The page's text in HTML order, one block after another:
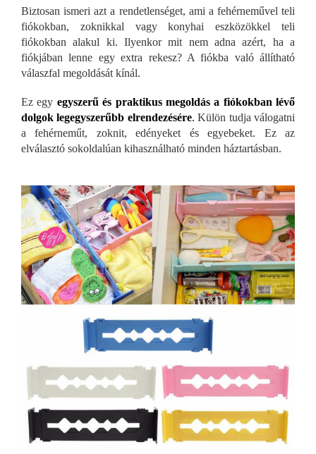
Biztosan ismeri azt a rendetlenséget, ami a fehérneművel teli
fiókokban, zoknikkal vagy konyhai eszközökkel teli
fiókokban alakul ki. Ilyenkor mit nem adna azért, ha a
fiókjában lenne egy extra rekesz? A fiókba való állítható
válaszfal megoldását kínál.
Ez egy egyszerű és praktikus megoldás a fiókokban lévő
dolgok legegyszerűbb elrendezésére. Külön tudja válogatni
a fehérneműt, zoknit, edényeket és egyebeket. Ez az
elválasztó sokoldalúan kihasználható minden háztartásban.